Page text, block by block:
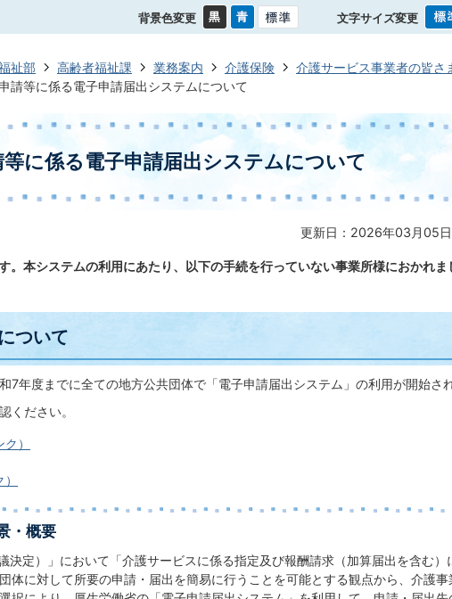
背景色変更 文字サイズ変更
祉部 高齢者福祉課 業務案内 介護保険
介護サービス事業者の皆さ
請等に係る電子申請届出システムについて
に係る電子申請届出システムについて
更新日：2026年03月05日
。本システムの利用にあたり、以下の手続を行っていない事業所様におかれま
ついて
7年度までに全ての地方公共団体で「電子申請届出システム」の利用が開始され
をご確認ください。
）
・概要
決定）」において「介護サービスに係る指定及び報酬請求（加算届出を含む）
体に対して所要の申請・届出を簡易に行うことを可能とする観点から、介護